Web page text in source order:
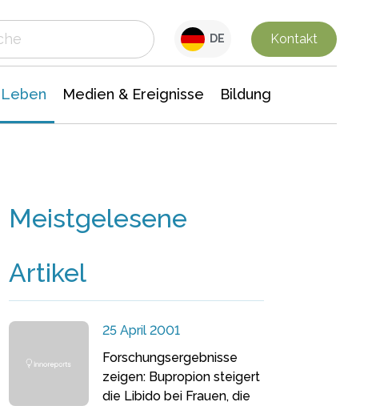
DE Kontakt
Medien & Ereignisse Bildung
Meistgelesene
Artikel
25 April 2001
Forschungsergebnisse
zeigen: Bupropion steigert
die Libido bei Frauen, die